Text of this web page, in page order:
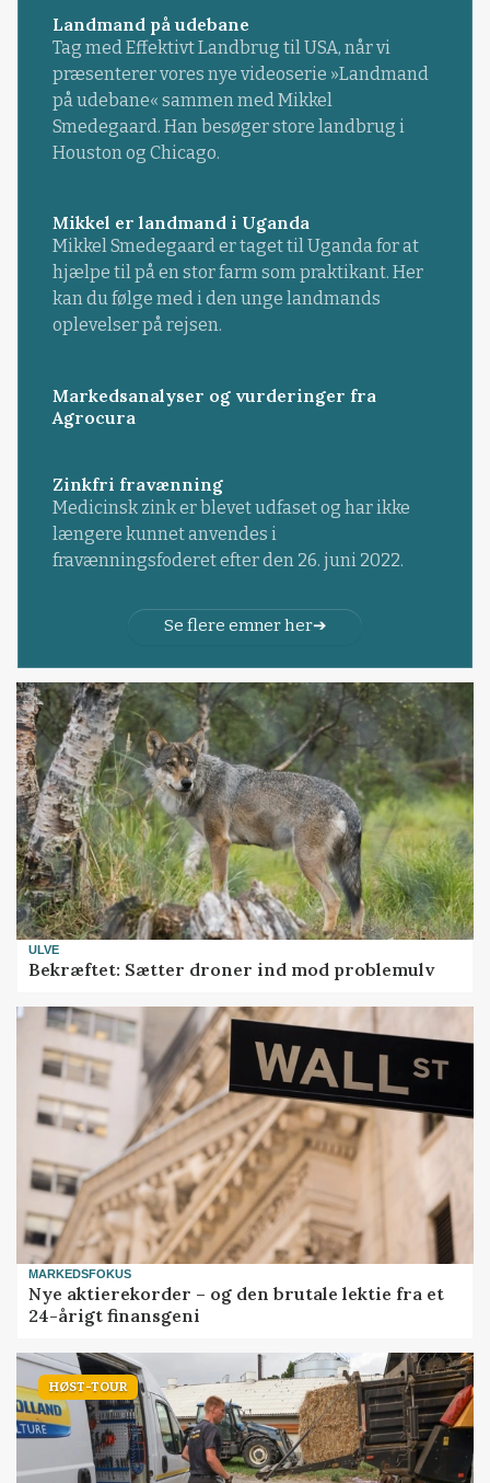
Landmand på udebane
Tag med Effektivt Landbrug til USA, når vi
præsenterer vores nye videoserie »Landmand
på udebane« sammen med Mikkel
Smedegaard. Han besøger store landbrug i
Houston og Chicago.
Mikkel er landmand i Uganda
Mikkel Smedegaard er taget til Uganda for at
hjælpe til på en stor farm som praktikant. Her
kan du følge med i den unge landmands
oplevelser på rejsen.
Markedsanalyser og vurderinger fra
Agrocura
Zinkfri fravænning
Medicinsk zink er blevet udfaset og har ikke
længere kunnet anvendes i
fravænningsfoderet efter den 26. juni 2022.
Se flere emner her
ULVE
Bekræftet: Sætter droner ind mod problemulv
MARKEDSFOKUS
Nye aktierekorder – og den brutale lektie fra et
24-årigt finansgeni
HØST-TOUR